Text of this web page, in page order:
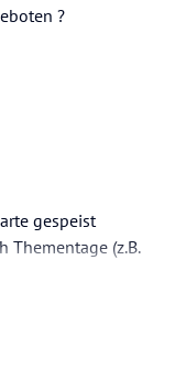
?
gespeist
Thementage (z.B.